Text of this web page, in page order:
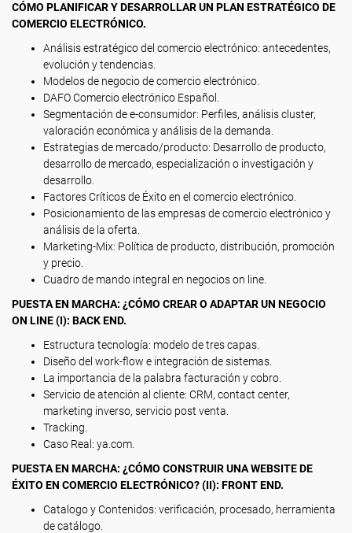
CÓMO PLANIFICAR Y DESARROLLAR UN PLAN ESTRATÉGICO DE
COMERCIO ELECTRÓNICO.
Análisis estratégico del comercio electrónico: antecedentes,
evolución y tendencias.
Modelos de negocio de comercio electrónico.
DAFO Comercio electrónico Español.
Segmentación de e-consumidor: Perfiles, análisis cluster,
valoración económica y análisis de la demanda.
Estrategias de mercado/producto: Desarrollo de producto,
desarrollo de mercado, especialización o investigación y
desarrollo.
Factores Críticos de Éxito en el comercio electrónico.
Posicionamiento de las empresas de comercio electrónico y
análisis de la oferta.
Marketing-Mix: Política de producto, distribución, promoción
y precio.
Cuadro de mando integral en negocios on line.
PUESTA EN MARCHA: ¿CÓMO CREAR O ADAPTAR UN NEGOCIO
ON LINE (I): BACK END.
Estructura tecnología: modelo de tres capas.
Diseño del work-flow e integración de sistemas.
La importancia de la palabra facturación y cobro.
Servicio de atención al cliente: CRM, contact center,
marketing inverso, servicio post venta.
Tracking.
Caso Real: ya.com.
PUESTA EN MARCHA: ¿CÓMO CONSTRUIR UNA WEBSITE DE
ÉXITO EN COMERCIO ELECTRÓNICO? (II): FRONT END.
Catalogo y Contenidos: verificación, procesado, herramienta
de catálogo.